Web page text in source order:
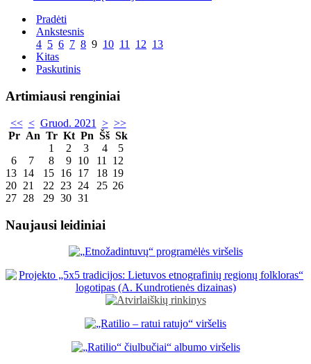
Pradėti
Ankstesnis
4 5 6 7 8 9 10 11 12 13
Kitas
Paskutinis
Artimiausi renginiai
<< < Gruod. 2021 > >>
Pr An Tr Kt Pn Šš Sk
1
2 3 4
5
6
7 8 9 10 11
12
13 14 15 16 17 18 19
20 21 22 23 24 25 26
27 28 29 30 31
Naujausi leidiniai